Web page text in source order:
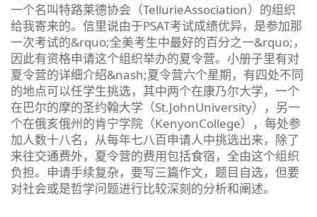
一个名叫特路莱德协会（TellurieAssociation）的组织
给我寄来的。信里说由于PSAT考试成绩优异，是参加那
一次考试的&rquo;全美考生中最好的百分之一&rquo;，
因此有资格申请这个组织举办的夏令营。小册子里有对
夏令营的详细介绍&nash;夏令营六个星期，有四处不同
的地点可以任学生挑选，其中两个在康乃尔大学，一个
在巴尔的摩的圣约翰大学（St.JohnUniversity），另一
个在俄亥俄州的肯宁学院（KenyonCollege），每处参
加人数十八名，从每年七八百申请人中挑选出来，除了
来往交通费外，夏令营的费用包括食宿，全由这个组织
负担。申请手续复杂，要写三篇作文，题目自选，但要
对社会或是哲学问题进行比较深刻的分析和阐述。